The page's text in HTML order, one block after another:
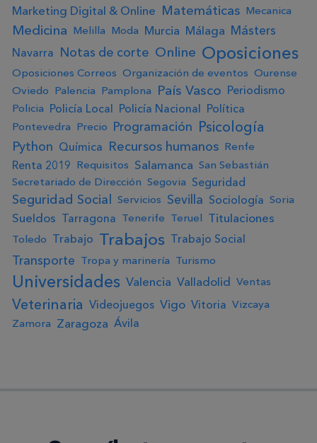
Marketing Digital & Online Matemáticas Mecanica
Medicina Melilla Moda Murcia Málaga Másters
Navarra Notas de corte Online Oposiciones
Oposiciones Correos Organización de eventos Ourense
Oviedo Palencia Pamplona País Vasco Periodismo
Policia Policía Local Policía Nacional Política
Pontevedra Precio Programación Psicología
Python Química Recursos humanos Renfe
Renta 2019 Requisitos Salamanca San Sebastián
Secretariado de Dirección Segovia Seguridad
Seguridad Social Servicios Sevilla Sociología Soria
Sueldos Tarragona Tenerife Teruel Titulaciones
Toledo Trabajo Trabajos Trabajo Social
Transporte Tropa y marinería Turismo
Universidades Valencia Valladolid Ventas
Veterinaria Videojuegos Vigo Vitoria Vizcaya
Zamora Zaragoza Ávila